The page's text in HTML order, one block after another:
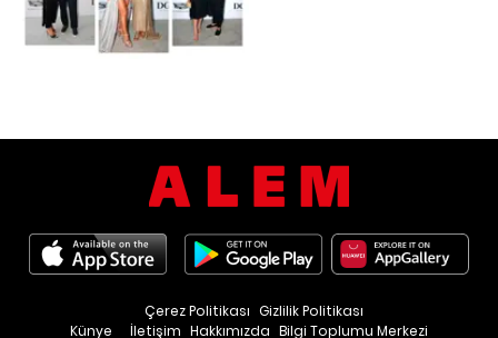
Künye İletişim Hakkımızda Bilgi Toplumu Merkezi
Çerez Politikası Gizlilik Politikası